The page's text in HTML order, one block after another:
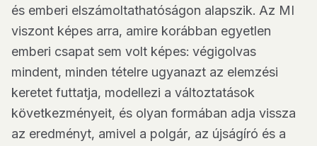
és emberi elszámoltathatóságon alapszik. Az MI
viszont képes arra, amire korábban egyetlen
emberi csapat sem volt képes: végigolvas
mindent, minden tételre ugyanazt az elemzési
keretet futtatja, modellezi a változtatások
következményeit, és olyan formában adja vissza
az eredményt, amivel a polgár, az újságíró és a